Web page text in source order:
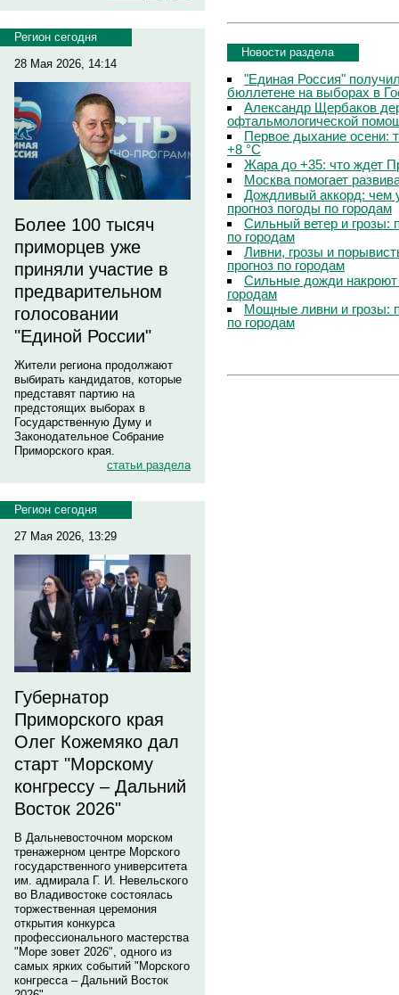
Регион сегодня
28 Мая 2026, 14:14
Более 100 тысяч
приморцев уже
приняли участие в
предварительном
голосовании
"Единой России"
Жители региона продолжают
выбирать кандидатов, которые
представят партию на
предстоящих выборах в
Государственную Думу и
Законодательное Собрание
Приморского края.
статьи раздела
Регион сегодня
27 Мая 2026, 13:29
Губернатор
Приморского края
Олег Кожемяко дал
старт "Морскому
конгрессу – Дальний
Восток 2026"
В Дальневосточном морском
тренажерном центре Морского
государственного университета
им. адмирала Г. И. Невельского
во Владивостоке состоялась
торжественная церемония
открытия конкурса
профессионального мастерства
"Море зовет 2026", одного из
самых ярких событий "Морского
конгресса – Дальний Восток
Новости раздела
"Единая Россия"
бюллетене на выборах в
Александр Щербаков
офтальмологической
Первое дыхание осени:
+8 °C
Жара до +35: что ждет
Москва помогает
Дождливый аккорд: чем
прогноз погоды по городам
Сильный ветер и грозы:
по городам
Ливни, грозы и
прогноз по городам
Сильные дожди
городам
Мощные ливни и грозы:
по городам